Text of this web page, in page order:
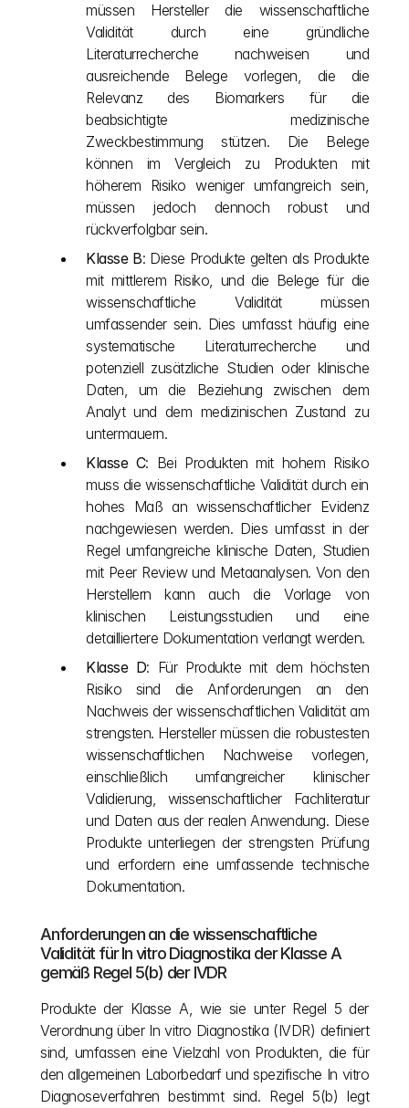
müssen Hersteller die wissenschaftliche
Validität durch eine gründliche
Literaturrecherche nachweisen und
ausreichende Belege vorlegen, die die
Relevanz des Biomarkers für die
beabsichtigte medizinische
Zweckbestimmung stützen. Die Belege
können im Vergleich zu Produkten mit
höherem Risiko weniger umfangreich sein,
müssen jedoch dennoch robust und
rückverfolgbar sein.
Klasse B: Diese Produkte gelten als Produkte
mit mittlerem Risiko, und die Belege für die
wissenschaftliche Validität müssen
umfassender sein. Dies umfasst häufig eine
systematische Literaturrecherche und
potenziell zusätzliche Studien oder klinische
Daten, um die Beziehung zwischen dem
Analyt und dem medizinischen Zustand zu
untermauern.
Klasse C: Bei Produkten mit hohem Risiko
muss die wissenschaftliche Validität durch ein
hohes Maß an wissenschaftlicher Evidenz
nachgewiesen werden. Dies umfasst in der
Regel umfangreiche klinische Daten, Studien
mit Peer Review und Metaanalysen. Von den
Herstellern kann auch die Vorlage von
klinischen Leistungsstudien und eine
detailliertere Dokumentation verlangt werden.
Klasse D: Für Produkte mit dem höchsten
Risiko sind die Anforderungen an den
Nachweis der wissenschaftlichen Validität am
strengsten. Hersteller müssen die robustesten
wissenschaftlichen Nachweise vorlegen,
einschließlich umfangreicher klinischer
Validierung, wissenschaftlicher Fachliteratur
und Daten aus der realen Anwendung. Diese
Produkte unterliegen der strengsten Prüfung
und erfordern eine umfassende technische
Dokumentation.
Anforderungen an die wissenschaftliche
Validität für In vitro Diagnostika der Klasse A
gemäß Regel 5(b) der IVDR
Produkte der Klasse A, wie sie unter Regel 5 der
Verordnung über In vitro Diagnostika (IVDR) definiert
sind, umfassen eine Vielzahl von Produkten, die für
den allgemeinen Laborbedarf und spezifische In vitro
Diagnoseverfahren bestimmt sind. Regel 5(b) legt